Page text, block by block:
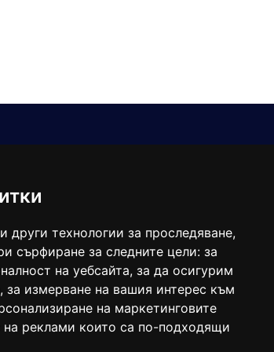
други технологии за проследяване,
сърфиране за следните цели: за
на уебсайта, за да осигурим
, за измерване на вашия интерес към
на маркетинговите
на реклами които са по-подходящи